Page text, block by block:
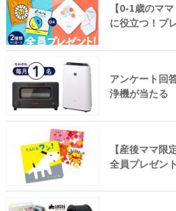
【0-1歳のマ
に役立つ！プ
アンケート回
浄機が当たる
【産後ママ限
全員プレゼント